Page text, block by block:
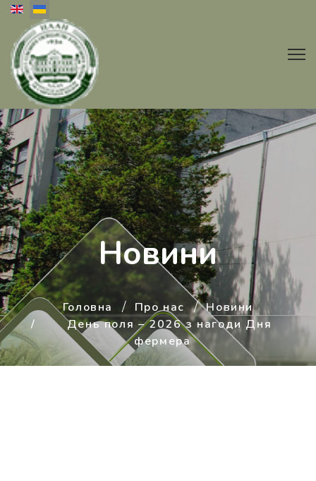
Оберіть свою мову
Новини
Головна Про нас
Новини
День поля – 2026 з нагоди Дня
фермера